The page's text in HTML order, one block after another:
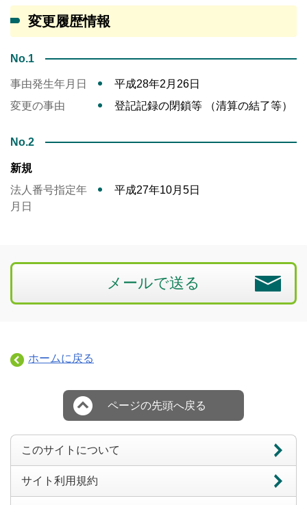
変更履歴情報
No.1
事由発生年月日
平成28年2月26日
変更の事由
登記記録の閉鎖等 （清算の結了等）
No.2
新規
法人番号指定年
月日
平成27年10月5日
メールで送る
ホームに戻る
ページの先頭へ戻る
このサイトについて
サイト利用規約